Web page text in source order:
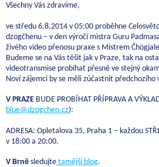
Všechny Vás zdravíme,
ve středu 6.8.2014 v 05:00 proběhne
dzogčhenu – v den výročí mistra Guru
živého video přenosu praxe s Mistrem
Budeme se na Vás těšit jak v Praze, tak na
videotransmise probíhat přesně ve stejný
Noví zájemci by se měli zúčastnit předchozího
V PRAZE BUDE PROBÍHAT PŘÍPRAVA A
blue@dzogchen.cz):
ADRESA: Opletalova 35, Praha 1 – každou
v 18:00 a 20:00.
V Brně sledujte tamější blog.